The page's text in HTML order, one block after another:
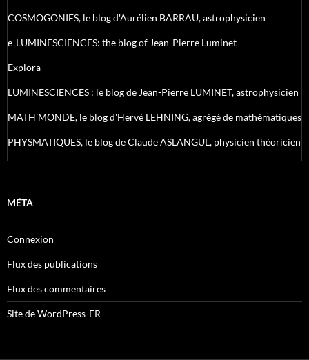
COSMOGONIES, le blog d'Aurélien BARRAU, astrophysicien
e-LUMINESCIENCES: the blog of Jean-Pierre Luminet
Explora
LUMINESCIENCES : le blog de Jean-Pierre LUMINET, astrophysicien
MATH'MONDE, le blog d'Hervé LEHNING, agrégé de mathématiques
PHYSMATIQUES, le blog de Claude ASLANGUL, physicien théoricien
MÉTA
Connexion
Flux des publications
Flux des commentaires
Site de WordPress-FR